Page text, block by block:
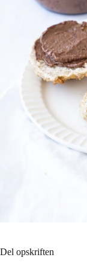
Del opskriften